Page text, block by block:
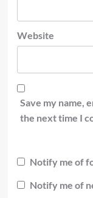
Website
Save my name,
the next time I
Notify me of
Notify me of